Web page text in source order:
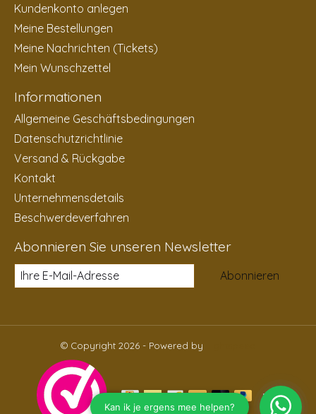
Kundenkonto anlegen
Meine Bestellungen
Meine Nachrichten (Tickets)
Mein Wunschzettel
Informationen
Allgemeine Geschäftsbedingungen
Datenschutzrichtlinie
Versand & Rückgabe
Kontakt
Unternehmensdetails
Beschwerdeverfahren
Abonnieren Sie unseren Newsletter
Abonnieren
© Copyright 2026 - Powered by
DE